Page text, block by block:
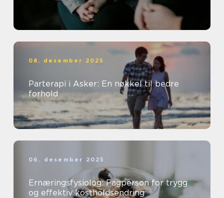
08. desember 2025
Parterapi i Asker: En nøkkel til bedre
forhold
06. desember 2025
Ernæringsfysiolog: Fagperson for trygg
og effektiv kostholdsendring